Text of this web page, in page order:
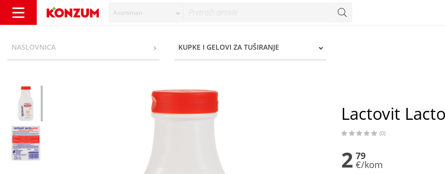
Asortiman
NASLOVNICA KUPKE I GELOVI ZA TUŠIRANJE
Lactovit
(0)
2 79
€/kom